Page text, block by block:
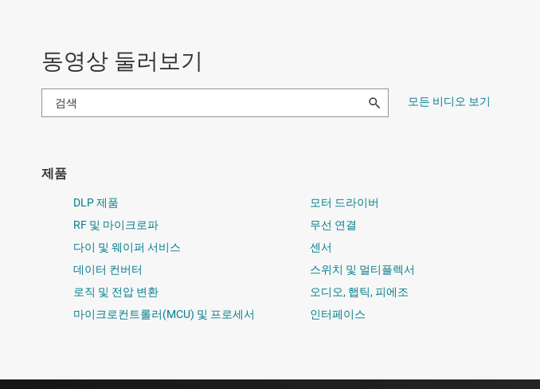
동영상 둘러보기
모든 비디오 보기
제품
DLP 제품
RF 및 마이크로파
다이 및 웨이퍼 서비스
데이터 컨버터
로직 및 전압 변환
마이크로컨트롤러(MCU) 및 프로세서
모터 드라이버
무선 연결
센서
스위치 및 멀티플렉서
오디오, 햅틱, 피에조
인터페이스